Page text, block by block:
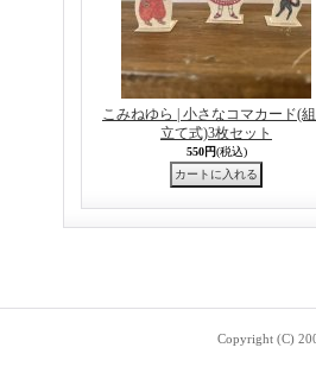
こみねゆら | 小さなコマカード(
立て式)3枚セット
550円(税込)
Copyright (C)